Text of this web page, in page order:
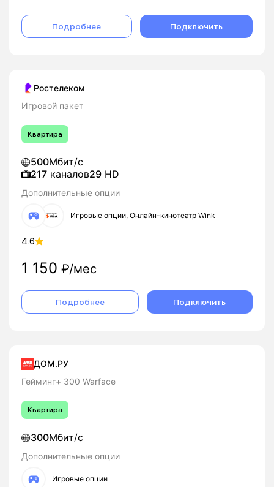
Подробнее Подключить
Ростелеком
Игровой пакет
Квартира
500Мбит/с
217 каналов29 HD
Дополнительные опции
Игровые опции, Онлайн-кинотеатр Wink
4.6
1 150 ₽/мес
Подробнее Подключить
ДОМ.РУ
Гейминг+ 300 Warface
Квартира
300Мбит/с
Дополнительные опции
Игровые опции